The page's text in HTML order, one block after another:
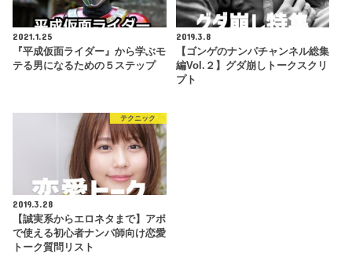
2021.1.25
『平成仮面ライダー』から学ぶモ
テる男になるための５ステップ
2019.3.8
【ゴンゲのナンパチャンネル総集
編Vol.２】グダ崩しトークスクリ
プト
テクニック
2019.3.28
【誠実系からエロネタまで】アポ
で使える初心者ナンパ師向け恋愛
トーク質問リスト